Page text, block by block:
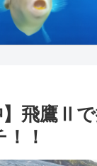
】飛鷹Ⅱ
！